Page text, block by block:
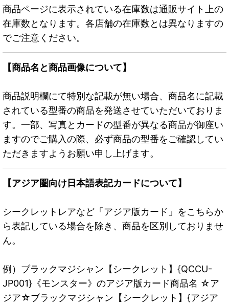
商品ページに表示されている在庫数は通販サイト上の
在庫数となります。各店舗の在庫数とは異なりますの
でご注意ください。
【商品名と商品画像について】
商品説明欄にて特別な記載が無い場合、商品名に記載
されている型番の商品を発送させていただいておりま
す。一部、写真とカードの型番が異なる商品が御座い
ますのでご購入の際、必ず商品の型番をご確認してい
ただきますようお願い申し上げます。
【アジア圏向け日本語表記カードについて】
シークレットレアなど「アジア版カード」をこちらか
ら表記している場合を除き、商品を区別しておりませ
ん。
例）ブラックマジシャン【シークレット】{QCCU-
JP001}《モンスター》のアジア版カード商品名 ☆ア
ジア☆ブラックマジシャン【シークレット】{アジア